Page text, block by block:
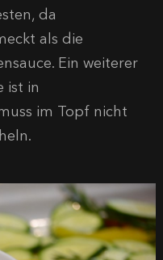
da
als die
Ein weiterer
ist in
im Topf nicht